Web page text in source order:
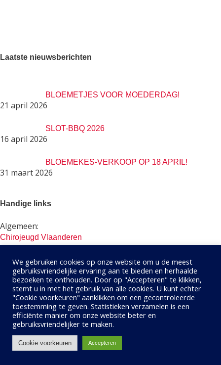
Laatste nieuwsberichten
BLOEMETJES VOOR MOEDERDAG!
21 april 2026
SLOT-BBQ 2026
16 april 2026
BLOEMEKES-VERKOOP OP 18 APRIL!
31 maart 2026
Handige links
Algemeen:
Chirojeugd Vlaanderen
De Banier (Chirowinkel)
De Hopper (Scoutswinkel)
Uit in Vlaanderen (Onze evenementen)
Jeugdverenigingen in Tielt-Winge:
Chiro Jevati (Tielt)
Scouts Houwaart
KLJ Meensel-Kiezegem
We gebruiken cookies op onze website om u de meest
gebruiksvriendelijke ervaring aan te bieden en herhaalde
bezoeken te onthouden. Door op "Accepteren" te klikken,
stemt u in met het gebruik van alle cookies. U kunt echter
"Cookie voorkeuren" aanklikken om een ​​gecontroleerde
toestemming te geven. Statistieken verzamelen is een
efficiënte manier om onze website beter en
gebruiksvriendelijker te maken.
Cookie voorkeuren Accepteren